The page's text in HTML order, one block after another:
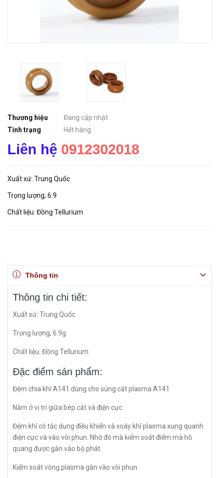
Thương hiệu
Đang cập nhật
Tình trạng
Hết hàng
Liên hệ 0912302018
Xuất xứ: Trung Quốc
Trọng lượng; 6.9
Chất liệu: Đồng Tellurium
Thông tin
Thông tin chi tiết:
Xuất xứ: Trung Quốc
Trọng lượng; 6.9g
Chất liệu: Đồng Tellurium
Đặc điểm sản phẩm:
Đệm chia khí A141 dùng cho súng cắt plasma A141
Nằm ở vị trí giữa bép cắt và điện cực
Đệm khí có tác dụng điều khiển và xoáy khí plasma xung quanh
điện cực và vào vòi phun. Nhờ đó mà kiểm soát điểm mà hồ
quang được gắn vào bộ phát.
Kiểm soát vòng plasma gắn vào vòi phun